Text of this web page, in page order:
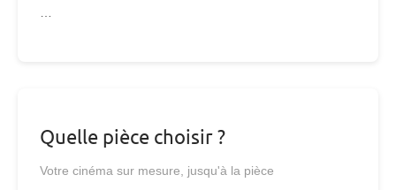
…
Quelle pièce choisir ?
Votre cinéma sur mesure, jusqu'à la pièce